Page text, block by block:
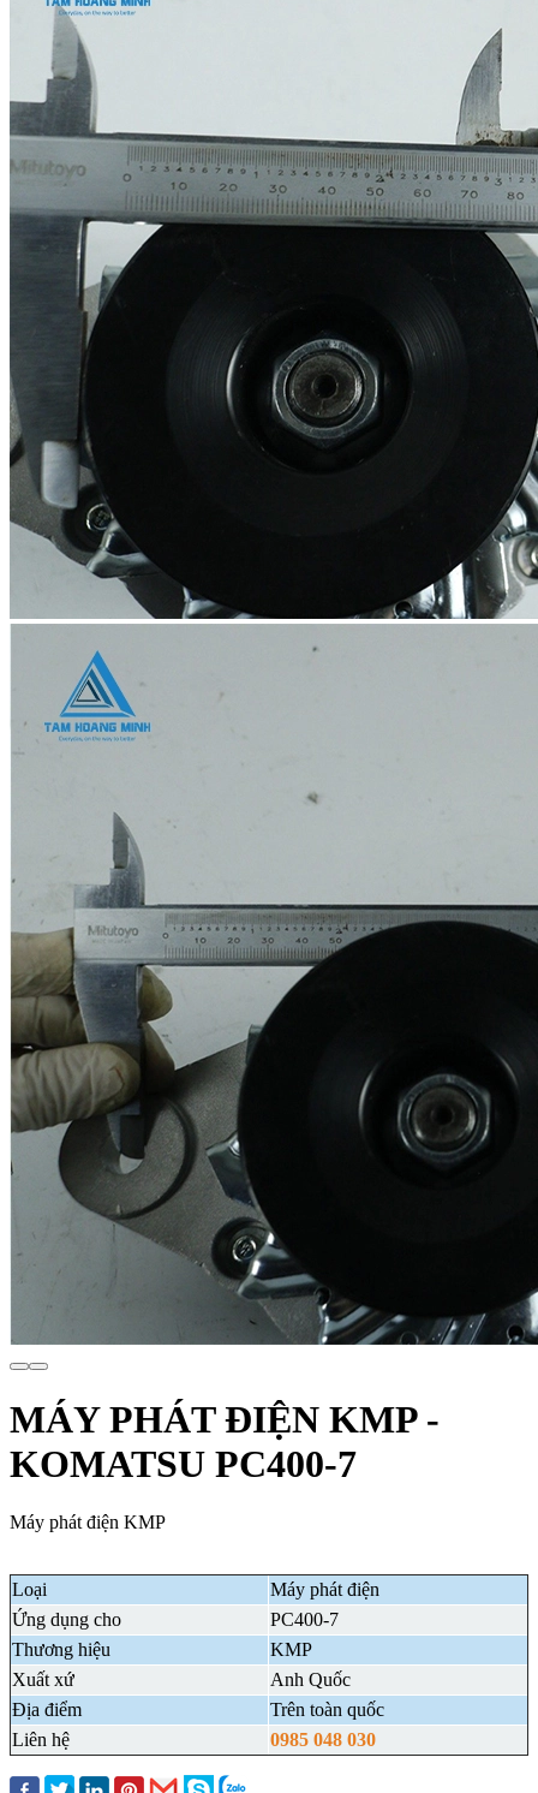
MÁY PHÁT ĐIỆN KMP -
KOMATSU PC400-7
Máy phát điện KMP
Loại
Máy phát điện
Ứng dụng cho
PC400-7
Thương hiệu
KMP
Xuất xứ
Anh Quốc
Địa điểm
Trên toàn quốc
Liên hệ
0985 048 030